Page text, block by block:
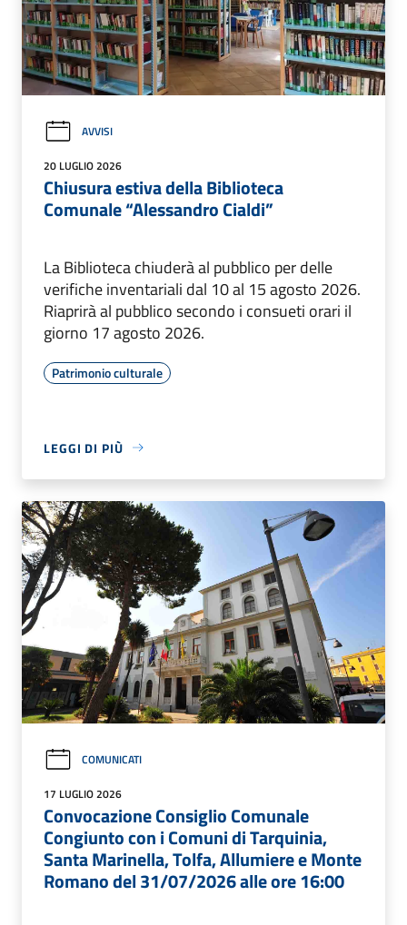
AVVISI
20 LUGLIO 2026
Chiusura estiva della Biblioteca
Comunale “Alessandro Cialdi”
La Biblioteca chiuderà al pubblico per delle
verifiche inventariali dal 10 al 15 agosto 2026.
Riaprirà al pubblico secondo i consueti orari il
giorno 17 agosto 2026.
Patrimonio culturale
LEGGI DI PIÙ
COMUNICATI
17 LUGLIO 2026
Convocazione Consiglio Comunale
Congiunto con i Comuni di Tarquinia,
Santa Marinella, Tolfa, Allumiere e Monte
Romano del 31/07/2026 alle ore 16:00